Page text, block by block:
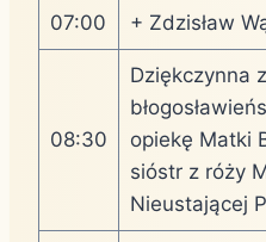
07:00 + Zdzisław
08:30
Dziękczynna
opiekę Matki
sióstr z róży
Nieustającej